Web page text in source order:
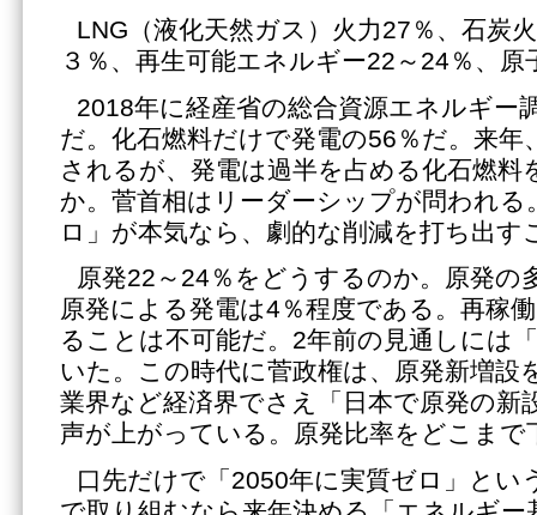
LNG（液化天然ガス）火力27％、石炭
３％、再生可能エネルギー22～24％、原
2018年に経産省の総合資源エネルギー
だ。化石燃料だけで発電の56％だ。来年
されるが、発電は過半を占める化石燃料
か。菅首相はリーダーシップが問われる
ロ」が本気なら、劇的な削減を打ち出す
原発22～24％をどうするのか。原発の
原発による発電は4％程度である。再稼
ることは不可能だ。2年前の見通しには
いた。この時代に菅政権は、原発新増設
業界など経済界でさえ「日本で原発の新
声が上がっている。原発比率をどこまで
口先だけで「2050年に実質ゼロ」とい